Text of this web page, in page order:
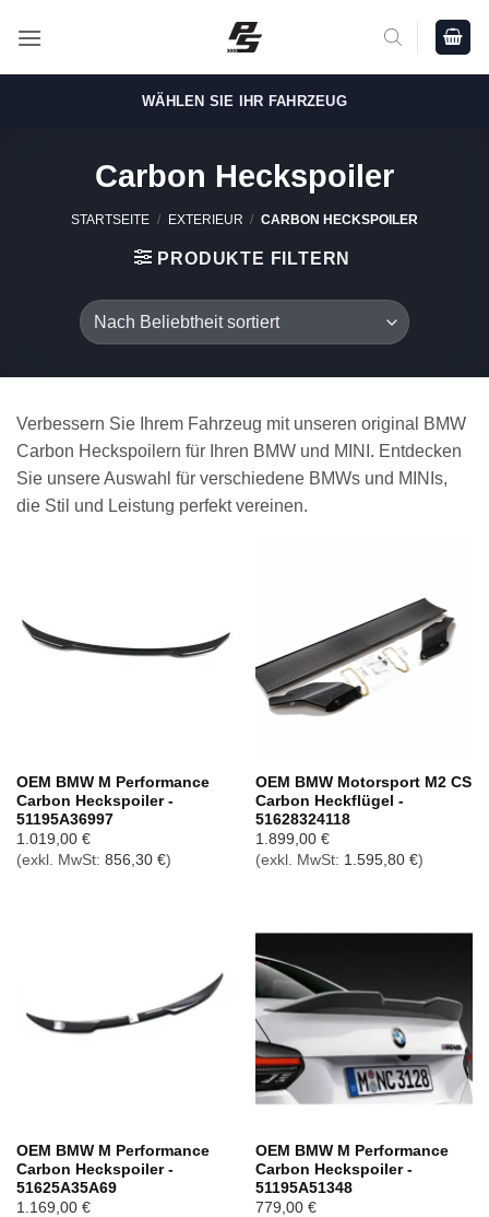
Inhalt
WÄHLEN SIE IHR FAHRZEUG
Carbon Heckspoiler
STARTSEITE / EXTERIEUR / CARBON HECKSPOILER
PRODUKTE FILTERN
Verbessern Sie Ihrem Fahrzeug mit unseren original BMW
Carbon Heckspoilern für Ihren BMW und MINI. Entdecken
Sie unsere Auswahl für verschiedene BMWs und MINIs,
die Stil und Leistung perfekt vereinen.
OEM BMW M Performance
Carbon Heckspoiler -
51195A36997
1.019,00 €
(exkl. MwSt: 856,30 €)
OEM BMW Motorsport M2 CS
Carbon Heckflügel -
51628324118
1.899,00 €
(exkl. MwSt: 1.595,80 €)
OEM BMW M Performance
Carbon Heckspoiler -
51625A35A69
1.169,00 €
OEM BMW M Performance
Carbon Heckspoiler -
51195A51348
779,00 €